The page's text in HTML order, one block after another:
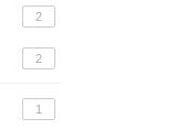
2
2
1